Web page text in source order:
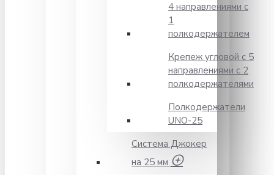
4 направлениями с
1
полкодержателем
Крепеж угловой с 5
направлениями с 2
полкодержателями
Полкодержатели
UNO-25
Система Джокер
на 25 мм